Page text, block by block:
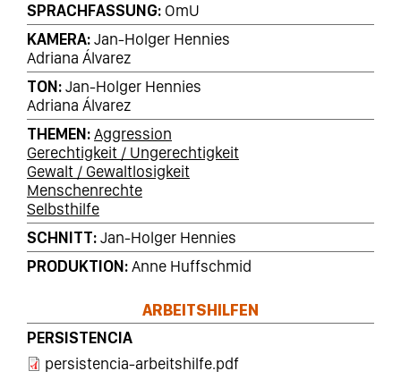
SPRACHFASSUNG OmU
KAMERA Jan-Holger Hennies
Adriana Álvarez
TON Jan-Holger Hennies
Adriana Álvarez
THEMEN Aggression
Gerechtigkeit / Ungerechtigkeit
Gewalt / Gewaltlosigkeit
Menschenrechte
Selbsthilfe
SCHNITT Jan-Holger Hennies
PRODUKTION Anne Huffschmid
ARBEITSHILFEN
PERSISTENCIA
persistencia-arbeitshilfe.pdf